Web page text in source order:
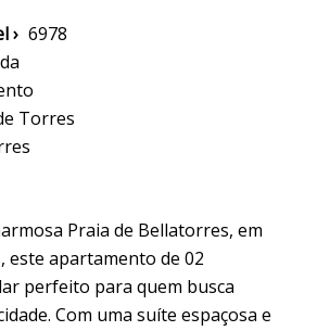
› 6978
Torres
Praia de Bellatorres, em
este apartamento de 02
perfeito para quem busca
Com uma suíte espaçosa e